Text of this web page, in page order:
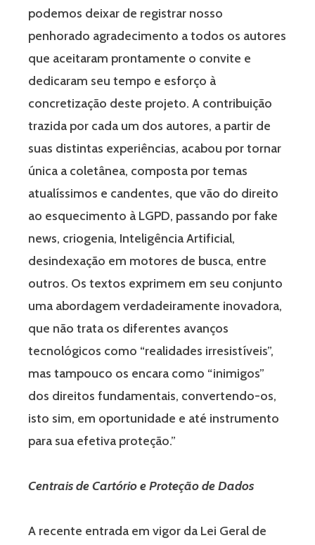
podemos deixar de registrar nosso
penhorado agradecimento a todos os autores
que aceitaram prontamente o convite e
dedicaram seu tempo e esforço à
concretização deste projeto. A contribuição
trazida por cada um dos autores, a partir de
suas distintas experiências, acabou por tornar
única a coletânea, composta por temas
atualíssimos e candentes, que vão do direito
ao esquecimento à LGPD, passando por fake
news, criogenia, Inteligência Artificial,
desindexação em motores de busca, entre
outros. Os textos exprimem em seu conjunto
uma abordagem verdadeiramente inovadora,
que não trata os diferentes avanços
tecnológicos como “realidades irresistíveis”,
mas tampouco os encara como “inimigos”
dos direitos fundamentais, convertendo-os,
isto sim, em oportunidade e até instrumento
para sua efetiva proteção.”
Centrais de Cartório e Proteção de Dados
A recente entrada em vigor da Lei Geral de